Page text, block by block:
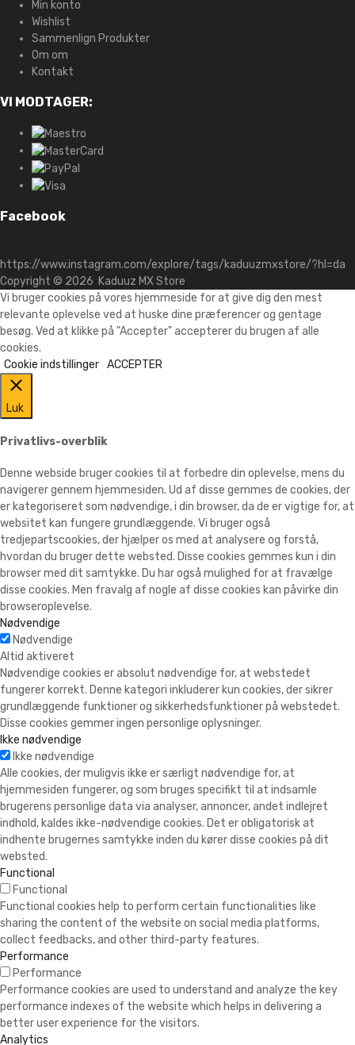
Min konto
Wishlist
Sammenlign Produkter
Om om
Kontakt
VI MODTAGER:
Facebook
https://www.instagram.com/explore/tags/kaduuzmxstore/?hl=da
Copyright © 2026 Kaduuz MX Store
Vi bruger cookies på vores hjemmeside for at give dig den mest
relevante oplevelse ved at huske dine præferencer og gentage
besøg. Ved at klikke på "Accepter" accepterer du brugen af alle
cookies.
Cookie indstillinger ACCEPTER
Luk
Privatlivs-overblik
Denne webside bruger cookies til at forbedre din oplevelse, mens du
navigerer gennem hjemmesiden. Ud af disse gemmes de cookies, der
er kategoriseret som nødvendige, i din browser, da de er vigtige for, at
websitet kan fungere grundlæggende. Vi bruger også
tredjepartscookies, der hjælper os med at analysere og forstå,
hvordan du bruger dette websted. Disse cookies gemmes kun i din
browser med dit samtykke. Du har også mulighed for at fravælge
disse cookies. Men fravalg af nogle af disse cookies kan påvirke din
browseroplevelse.
Nødvendige
Nødvendige
Altid aktiveret
Nødvendige cookies er absolut nødvendige for, at webstedet
fungerer korrekt. Denne kategori inkluderer kun cookies, der sikrer
grundlæggende funktioner og sikkerhedsfunktioner på webstedet.
Disse cookies gemmer ingen personlige oplysninger.
Ikke nødvendige
Ikke nødvendige
Alle cookies, der muligvis ikke er særligt nødvendige for, at
hjemmesiden fungerer, og som bruges specifikt til at indsamle
brugerens personlige data via analyser, annoncer, andet indlejret
indhold, kaldes ikke-nødvendige cookies. Det er obligatorisk at
indhente brugernes samtykke inden du kører disse cookies på dit
websted.
Functional
Functional
Functional cookies help to perform certain functionalities like
sharing the content of the website on social media platforms,
collect feedbacks, and other third-party features.
Performance
Performance
Performance cookies are used to understand and analyze the key
performance indexes of the website which helps in delivering a
better user experience for the visitors.
Analytics